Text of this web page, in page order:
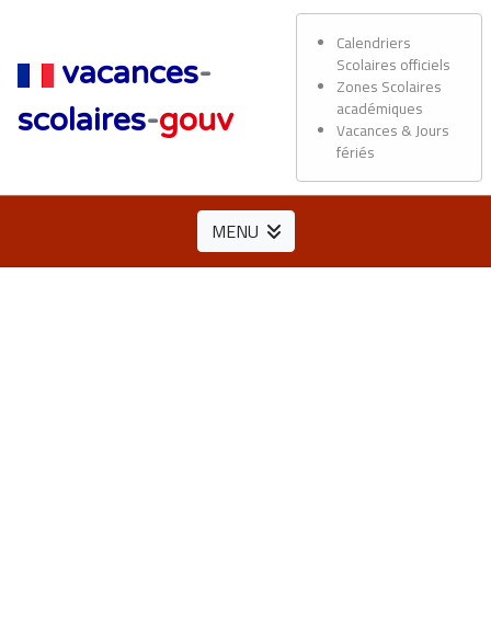
vacances-
scolaires-gouv
Calendriers
Scolaires officiels
Zones Scolaires
académiques
Vacances & Jours
fériés
MENU